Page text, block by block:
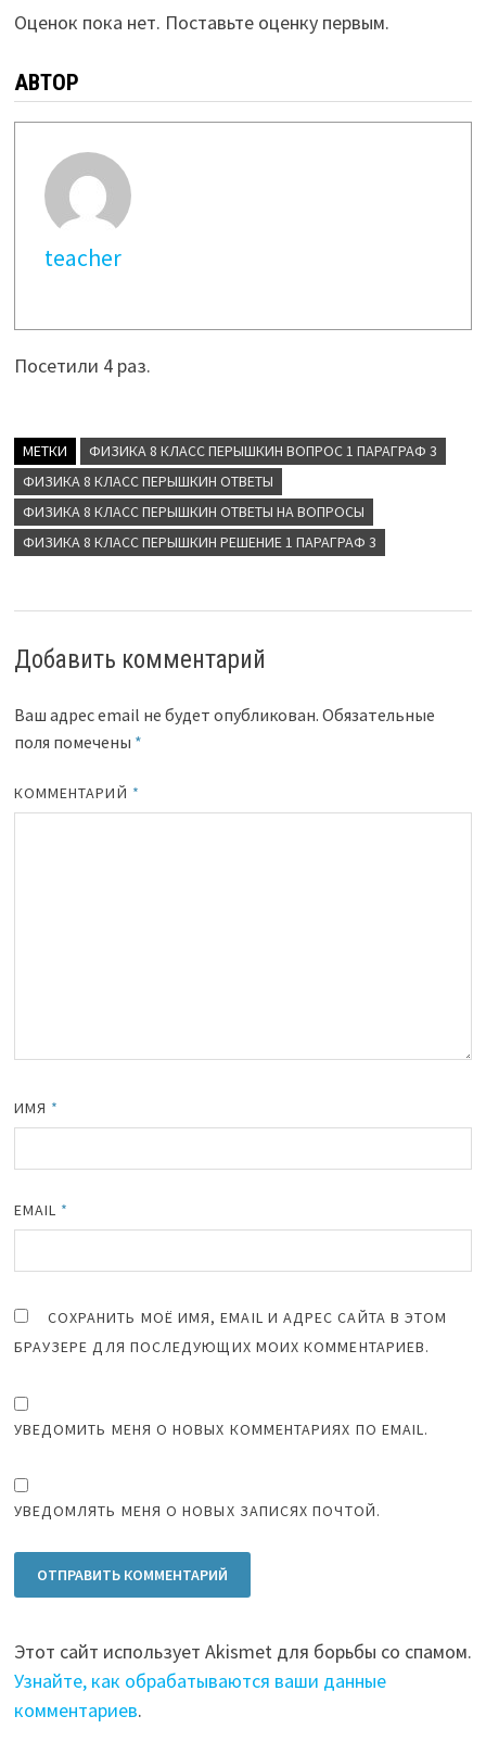
Оценок пока нет. Поставьте оценку первым.
АВТОР
teacher
Посетили 4 раз.
МЕТКИ
ФИЗИКА 8 КЛАСС ПЕРЫШКИН ВОПРОС 1 ПАРАГРАФ 3
ФИЗИКА 8 КЛАСС ПЕРЫШКИН ОТВЕТЫ
ФИЗИКА 8 КЛАСС ПЕРЫШКИН ОТВЕТЫ НА ВОПРОСЫ
ФИЗИКА 8 КЛАСС ПЕРЫШКИН РЕШЕНИЕ 1 ПАРАГРАФ 3
Добавить комментарий
Ваш адрес email не будет опубликован. Обязательные
поля помечены *
КОММЕНТАРИЙ *
ИМЯ *
EMAIL *
СОХРАНИТЬ МОЁ ИМЯ, EMAIL И АДРЕС САЙТА В ЭТОМ
БРАУЗЕРЕ ДЛЯ ПОСЛЕДУЮЩИХ МОИХ КОММЕНТАРИЕВ.
УВЕДОМИТЬ МЕНЯ О НОВЫХ КОММЕНТАРИЯХ ПО EMAIL.
УВЕДОМЛЯТЬ МЕНЯ О НОВЫХ ЗАПИСЯХ ПОЧТОЙ.
Этот сайт использует Akismet для борьбы со спамом.
Узнайте, как обрабатываются ваши данные
комментариев.